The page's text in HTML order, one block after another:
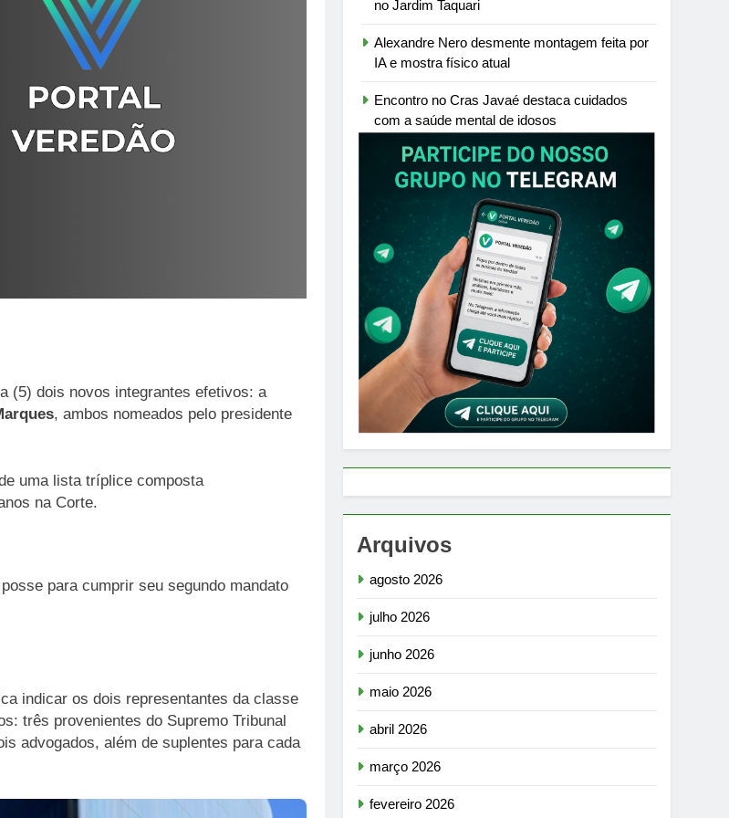
(5) dois novos integrantes efetivos: a
, ambos nomeados pelo presidente
uma lista tríplice composta
na Corte.
para cumprir seu segundo mandato
indicar os dois representantes da classe
três provenientes do Supremo Tribunal
advogados, além de suplentes para cada
no Jardim Taquari
Alexandre Nero desmente montagem feita por
IA e mostra físico atual
Encontro no Cras Javaé destaca cuidados
com a saúde mental de idosos
Arquivos
agosto 2026
julho 2026
junho 2026
maio 2026
abril 2026
março 2026
fevereiro 2026